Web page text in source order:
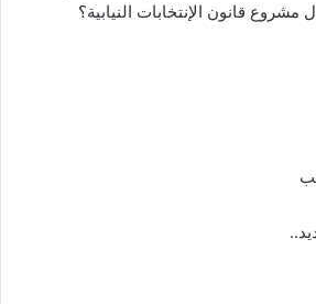
قانون الإنتخابات النيابية؟